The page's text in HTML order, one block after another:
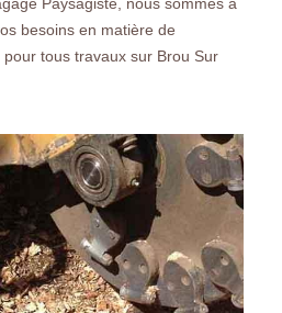
besoins en matière de
tous travaux sur Brou Sur